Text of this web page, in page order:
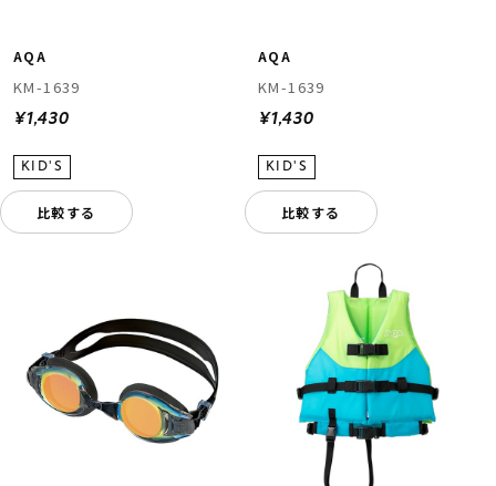
AQA
KM-1639
¥1,430
比較する
AQA
KM-1639
¥1,430
比較する